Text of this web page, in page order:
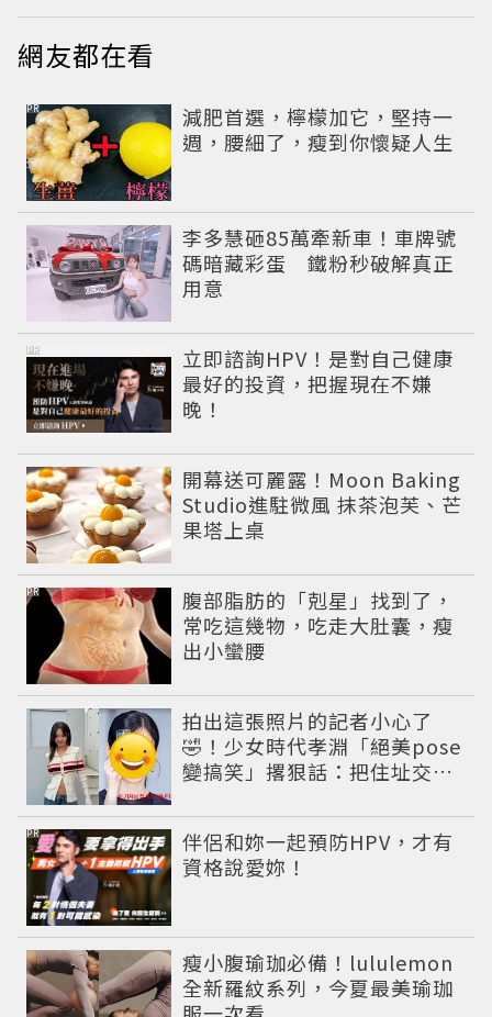
網友都在看
減肥首選，檸檬加它，堅持一
週，腰細了，瘦到你懷疑人生
PR
李多慧砸85萬牽新車！車牌號
碼暗藏彩蛋 鐵粉秒破解真正
用意
立即諮詢HPV！是對自己健康
最好的投資，把握現在不嫌
晚！
PR
開幕送可麗露！Moon Baking
Studio進駐微風 抹茶泡芙、芒
果塔上桌
腹部脂肪的「剋星」找到了，
常吃這幾物，吃走大肚囊，瘦
出小蠻腰
PR
拍出這張照片的記者小心了
🤣！少女時代孝淵「絕美pose
變搞笑」撂狠話：把住址交出
伴侶和妳一起預防HPV，才有
資格說愛妳！
PR
瘦小腹瑜珈必備！lululemon
全新羅紋系列，今夏最美瑜珈